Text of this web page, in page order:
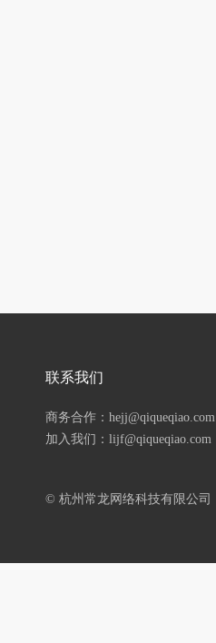
联系我们
商务合作：hejj@qiqueqiao.com
加入我们：lijf@qiqueqiao.com
© 杭州常龙网络科技有限公司